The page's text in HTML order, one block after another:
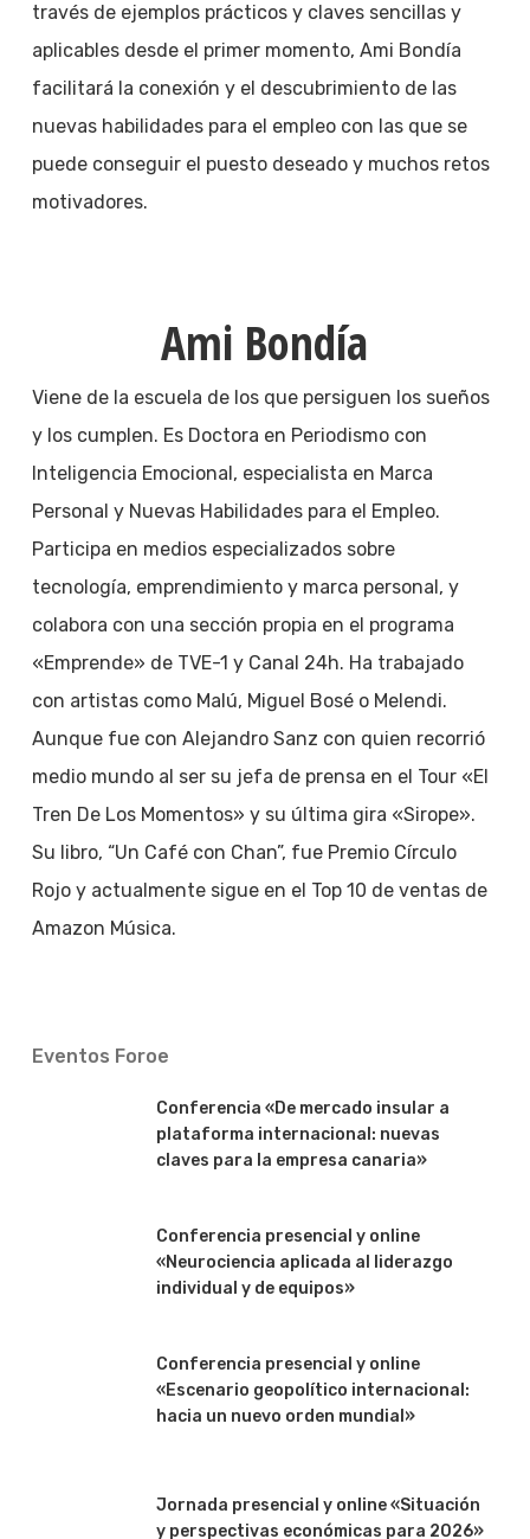
través de ejemplos prácticos y claves sencillas y
aplicables desde el primer momento, Ami Bondía
facilitará la conexión y el descubrimiento de las
nuevas habilidades para el empleo con las que se
puede conseguir el puesto deseado y muchos retos
motivadores.
Ami Bondía
Viene de la escuela de los que persiguen los sueños
y los cumplen. Es Doctora en Periodismo con
Inteligencia Emocional, especialista en Marca
Personal y Nuevas Habilidades para el Empleo.
Participa en medios especializados sobre
tecnología, emprendimiento y marca personal, y
colabora con una sección propia en el programa
«Emprende» de TVE-1 y Canal 24h. Ha trabajado
con artistas como Malú, Miguel Bosé o Melendi.
Aunque fue con Alejandro Sanz con quien recorrió
medio mundo al ser su jefa de prensa en el Tour «El
Tren De Los Momentos» y su última gira «Sirope».
Su libro, “Un Café con Chan”, fue Premio Círculo
Rojo y actualmente sigue en el Top 10 de ventas de
Amazon Música.
Eventos Foroe
Conferencia «De mercado insular a
plataforma internacional: nuevas
claves para la empresa canaria»
Conferencia presencial y online
«Neurociencia aplicada al liderazgo
individual y de equipos»
Conferencia presencial y online
«Escenario geopolítico internacional:
hacia un nuevo orden mundial»
Jornada presencial y online «Situación
y perspectivas económicas para 2026»